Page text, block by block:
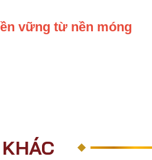
vững từ nền móng